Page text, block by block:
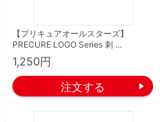
【プリキュアオールスターズ】
PRECURE LOGO Series 刺 …
1,250円